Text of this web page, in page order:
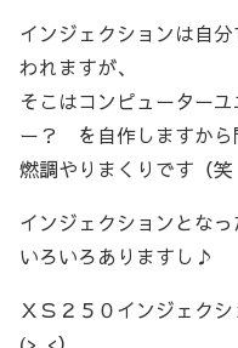
インジェクションは自
われますが、
そこはコンピューター
ー？ を自作しますから
燃調やりまくりです（笑
インジェクションとな
いろいろありますし♪
ＸＳ２５０インジェク